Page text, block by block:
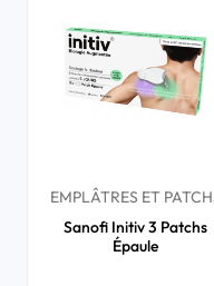
EMPLÂTRES ET
Sanofi Initiv 3 Patchs
Épaule